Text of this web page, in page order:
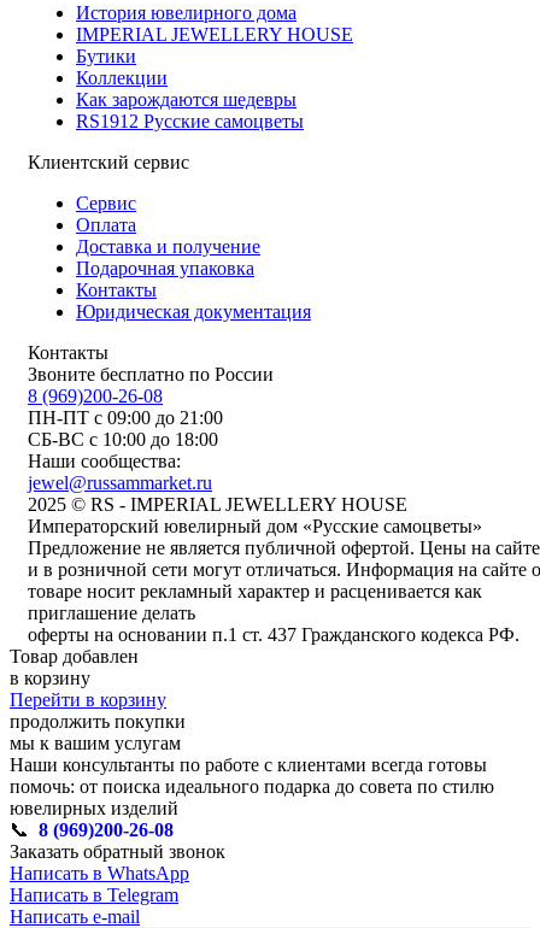
История ювелирного дома
IMPERIAL JEWELLERY HOUSE
Бутики
Коллекции
Как зарождаются шедевры
RS1912 Русские самоцветы
Клиентский сервис
Сервис
Оплата
Доставка и получение
Подарочная упаковка
Контакты
Юридическая документация
Контакты
Звоните бесплатно по России
8 (969)200-26-08
ПН-ПТ с 09:00 до 21:00
СБ-ВС с 10:00 до 18:00
Наши сообщества:
jewel@russammarket.ru
2025 © RS - IMPERIAL JEWELLERY HOUSE
Императорский ювелирный дом «Русские самоцветы»
Предложение не является публичной офертой. Цены на сайте
и в розничной сети могут отличаться. Информация на сайте о
товаре носит рекламный характер и расценивается как
приглашение делать
оферты на основании п.1 ст. 437 Гражданского кодекса РФ.
Товар добавлен
в корзину
Перейти в корзину
продолжить покупки
мы к вашим услугам
Наши консультанты по работе с клиентами всегда готовы
помочь: от поиска идеального подарка до совета по стилю
ювелирных изделий
📞 8 (969)200-26-08
Заказать обратный звонок
Написать в WhatsApp
Написать в Telegram
Написать e-mail